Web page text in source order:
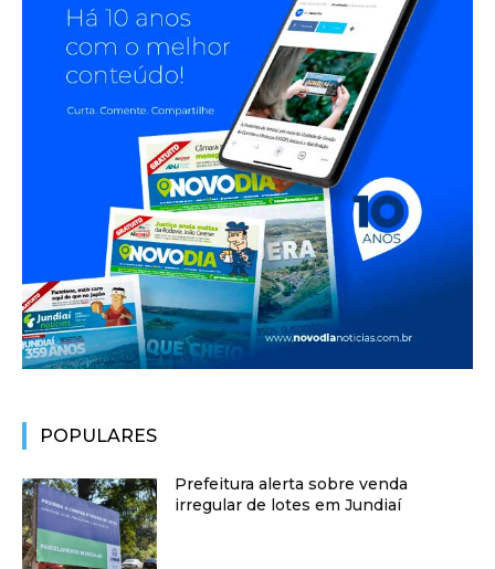
POPULARES
Prefeitura alerta sobre venda
irregular de lotes em Jundiaí